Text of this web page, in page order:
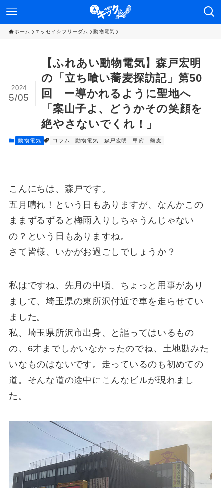
ホーム エッセイ☆フリーダム 動物電気
【ふれあい動物電気】森戸宏明
の「立ち喰い蕎麦探訪記」第50
回 ー導かれるように聖地へ
「案山子よ、どうかその笑顔を
絶やさないでくれ！」
2024
5/05
動物電気 コラム 動物電気 森戸宏明 甲府 蕎麦
こんにちは、森戸です。
五月晴れ！という日もありますが、なんかこの
ままずるずると梅雨入りしちゃうんじゃない
の？という日もありますね。
さて皆様、いかがお過ごしでしょうか？
私はですね、先月の中頃、ちょっと用事があり
まして、埼玉県の東所沢付近で車を走らせてい
ました。
私、埼玉県所沢市出身、と謳ってはいるもの
の、6才までしかいなかったのでね、土地勘みた
いなものはないです。走っているのも初めての
道。そんな道の途中にこんなビルが現れまし
た。